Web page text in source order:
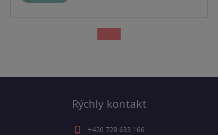
Rýchly kontakt
+420 728 633 166